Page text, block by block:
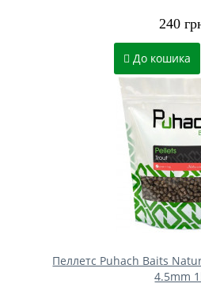
240
До кошика
Пеллетс Puhach Baits
4.5mm